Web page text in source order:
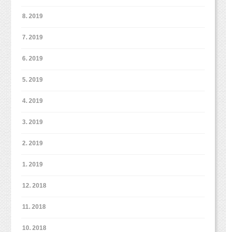
8. 2019
7. 2019
6. 2019
5. 2019
4. 2019
3. 2019
2. 2019
1. 2019
12. 2018
11. 2018
10. 2018